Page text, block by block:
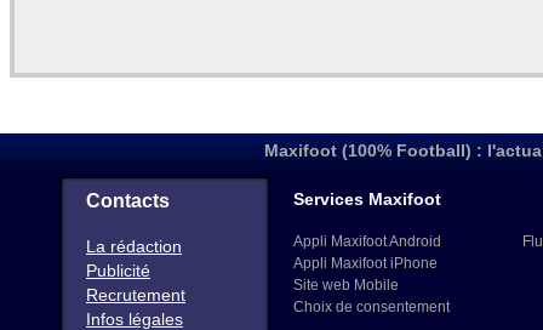
Maxifoot (100% Football) :
Contacts
La rédaction
Publicité
Recrutement
Infos légales
Services Maxifoot
Appli Maxifoot Android
Appli Maxifoot iPhone
Site web Mobile
Choix de consentement